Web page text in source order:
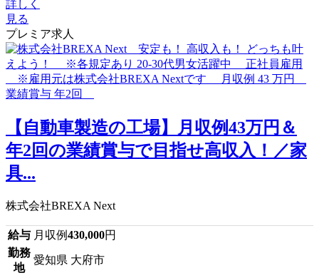
詳しく
見る
プレミア求人
【自動車製造の工場】月収例43万円＆
年2回の業績賞与で目指せ高収入！／家
具...
株式会社BREXA Next
給与 月収例430,000円
勤務
地
愛知県 大府市